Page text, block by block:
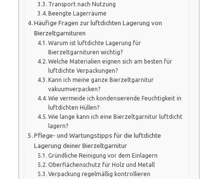
Transport nach Nutzung
Beengte Lagerräume
Häufige Fragen zur luftdichten Lagerung von
Bierzeltgarnituren
Warum ist luftdichte Lagerung für
Bierzeltgarnituren wichtig?
Welche Materialien eignen sich am besten für
luftdichte Verpackungen?
Kann ich meine ganze Bierzeltgarnitur
vakuumverpacken?
Wie vermeide ich kondensierende Feuchtigkeit in
luftdichten Hüllen?
Wie lange kann ich eine Bierzeltgarnitur luftdicht
lagern?
Pflege- und Wartungstipps für die luftdichte
Lagerung deiner Bierzeltgarnitur
Gründliche Reinigung vor dem Einlagern
Oberflächenschutz für Holz und Metall
Verpackung regelmäßig kontrollieren